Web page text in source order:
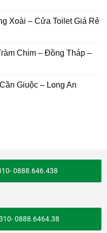
Xoài – Cửa Toilet Giá Rẻ
Chim – Đồng Tháp –
Giuộc – Long An
0888.646.438
0888.6464.38